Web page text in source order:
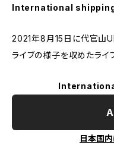
International
2021年8月15日に代官山
ライブの様子を収めたライ
日本国